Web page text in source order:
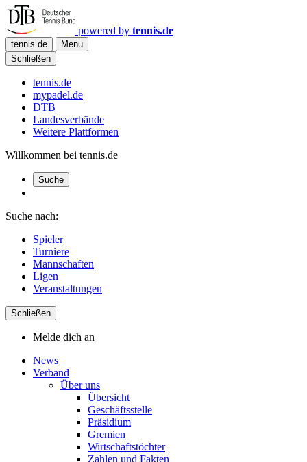
powered by tennis.de
tennis.de
Menu
Schließen
tennis.de
mypadel.de
DTB
Landesverbände
Weitere Plattformen
Willkommen bei tennis.de
Suche
Suche nach:
Spieler
Turniere
Mannschaften
Ligen
Veranstaltungen
Schließen
Melde dich an
News
Verband
Über uns
Übersicht
Geschäftsstelle
Präsidium
Gremien
Wirtschaftstöchter
Zahlen und Fakten